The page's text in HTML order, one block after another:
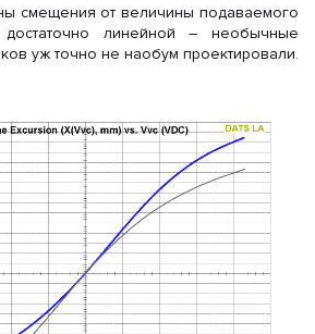
смещения от величины подаваемого
достаточно линейной – необычные
уж точно не наобум проектировали.